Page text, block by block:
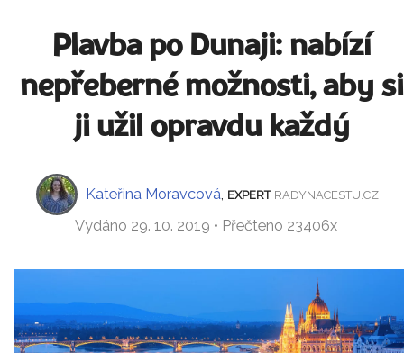
Plavba po Dunaji: nabízí
nepřeberné možnosti, aby si
ji užil opravdu každý
Kateřina Moravcová EXPERT RADYNACESTU.CZ
Vydáno 29. 10. 2019 • Přečteno 23406x